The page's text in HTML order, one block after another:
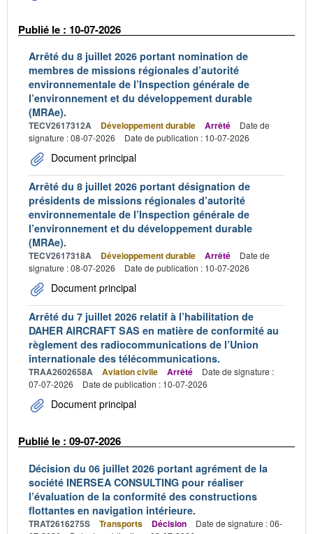
Publié le : 10-07-2026
Arrêté du 8 juillet 2026 portant nomination de
membres de missions régionales d’autorité
environnementale de l’Inspection générale de
l’environnement et du développement durable
(MRAe).
TECV2617312A Développement durable Arrêté
Date de
signature : 08-07-2026
Date de publication : 10-07-2026
Document principal
Arrêté du 8 juillet 2026 portant désignation de
présidents de missions régionales d’autorité
environnementale de l’Inspection générale de
l’environnement et du développement durable
(MRAe).
TECV2617318A Développement durable Arrêté
Date de
signature : 08-07-2026
Date de publication : 10-07-2026
Document principal
Arrêté du 7 juillet 2026 relatif à l’habilitation de
DAHER AIRCRAFT SAS en matière de conformité au
règlement des radiocommunications de l’Union
internationale des télécommunications.
TRAA2602658A Aviation civile Arrêté
Date de signature :
07-07-2026
Date de publication : 10-07-2026
Document principal
Publié le : 09-07-2026
Décision du 06 juillet 2026 portant agrément de la
société INERSEA CONSULTING pour réaliser
l’évaluation de la conformité des constructions
flottantes en navigation intérieure.
TRAT2616275S Transports Décision
Date de signature : 06-